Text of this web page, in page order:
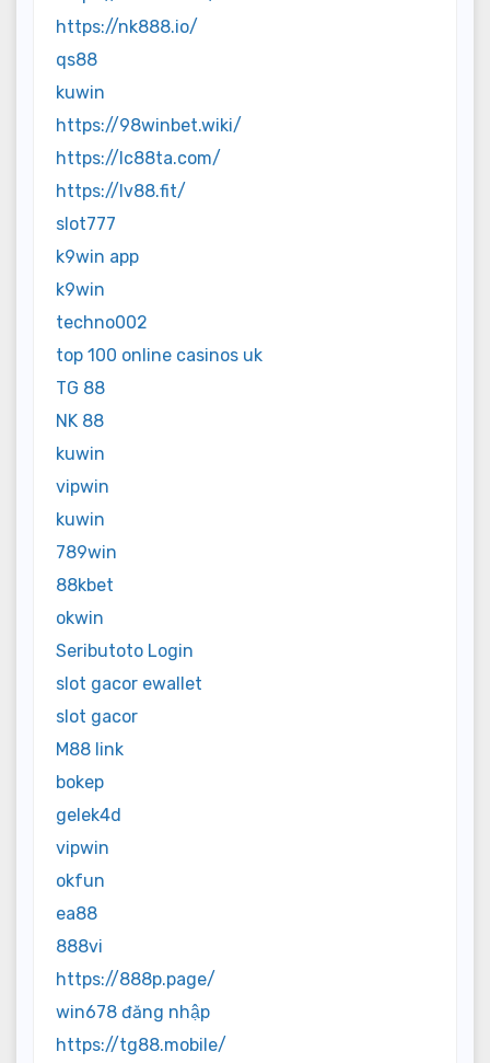
https://nk888.io/
qs88
kuwin
https://98winbet.wiki/
https://lc88ta.com/
https://lv88.fit/
slot777
k9win app
k9win
techno002
top 100 online casinos uk
TG 88
NK 88
kuwin
vipwin
kuwin
789win
88kbet
okwin
Seributoto Login
slot gacor ewallet
slot gacor
M88 link
bokep
gelek4d
vipwin
okfun
ea88
888vi
https://888p.page/
win678 đăng nhập
https://tg88.mobile/